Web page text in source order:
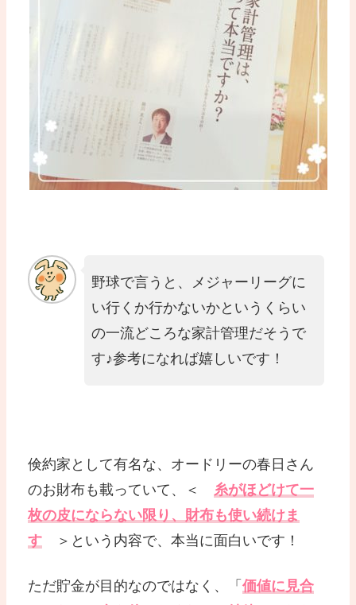
野球で言うと、メジャーリーグに
い行くか行かないかというくらい
の一流どころな家計管理だそうで
す♪参考になれば嬉しいです！
倹約家として有名な、オードリーの春日さん
のお財布も載っていて、＜ 糸がほどけて一
枚の皮にならない限り、財布も使い続けま
す ＞という内容で、本当に面白いです！
ただ貯金が目的なのではなく、「価値に見合